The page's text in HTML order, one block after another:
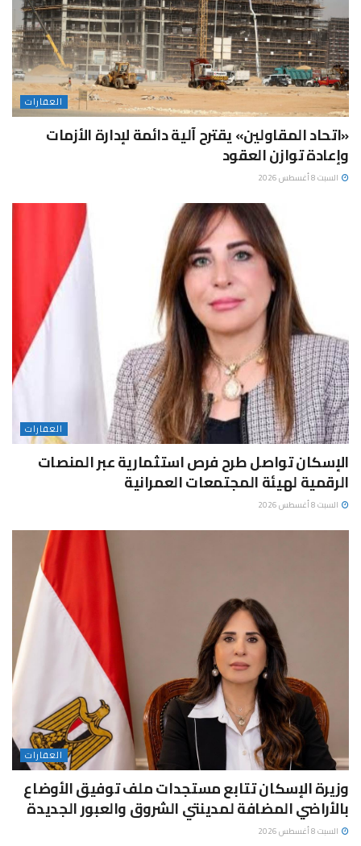
العقارات
«اتحاد المقاولين» يقترح آلية دائمة لإدارة الأزمات
وإعادة توازن العقود
السبت 8 أغسطس 2026
العقارات
الإسكان تواصل طرح فرص استثمارية عبر المنصات
الرقمية لهيئة المجتمعات العمرانية
السبت 8 أغسطس 2026
العقارات
وزيرة الإسكان تتابع مستجدات ملف توفيق الأوضاع
بالأراضي المضافة لمدينتي الشروق والعبور الجديدة
السبت 8 أغسطس 2026